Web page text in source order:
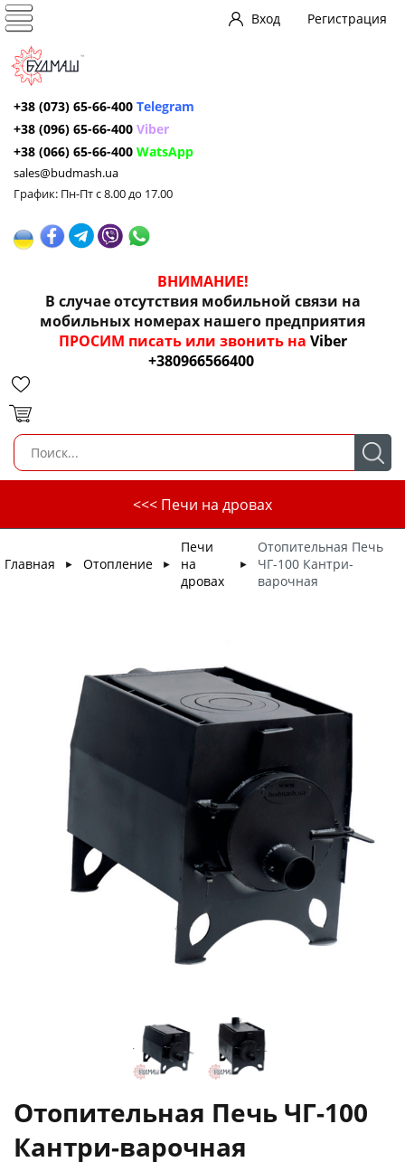
Вход Регистрация
+38 (073) 65-66-400 Telegram
+38 (096) 65-66-400 Viber
+38 (066) 65-66-400 WatsApp
sales@budmash.ua
График: Пн-Пт с 8.00 до 17.00
ВНИМАНИЕ!
В случае отсутствия мобильной связи на
мобильных номерах нашего предприятия
ПРОСИМ писать или звонить на Viber
+380966566400
<<< Печи на дровах
Главная ► Отопление ►
Печи
на
дровах
►
Отопительная Печь
ЧГ-100 Кантри-
варочная
Отопительная Печь ЧГ-100
Кантри-варочная